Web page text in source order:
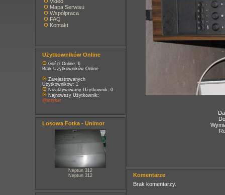
Mapa Serwisu
Współpraca
FAQ
Kontakt
Użytkowników Online
Gości Online: 6
Brak Użytkowników Online
Zarejestrowanych
Użytkowników: 1
Nieaktywowany Użytkownik: 0
Najnowszy Użytkownik:
@stryker
Losowa Fotka - Unimor
Neptun 312
Neptun 312
Komentarze
Brak komentarzy.